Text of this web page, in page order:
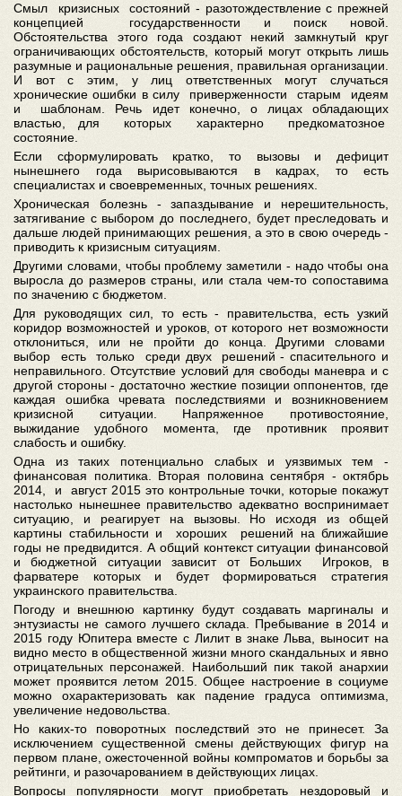
Смыл кризисных состояний - разотождествление с прежней
концепцией государственности и поиск новой.
Обстоятельства этого года создают некий замкнутый круг
ограничивающих обстоятельств, который могут открыть лишь
разумные и рациональные решения, правильная организации.
И вот с этим, у лиц ответственных могут случаться
хронические ошибки в силу приверженности старым идеям
и шаблонам. Речь идет конечно, о лицах обладающих
властью, для которых характерно предкоматозное
состояние.
Если сформулировать кратко, то вызовы и дефицит
нынешнего года вырисовываются в кадрах, то есть
специалистах и своевременных, точных решениях.
Хроническая болезнь - запаздывание и нерешительность,
затягивание с выбором до последнего, будет преследовать и
дальше людей принимающих решения, а это в свою очередь -
приводить к кризисным ситуациям.
Другими словами, чтобы проблему заметили - надо чтобы она
выросла до размеров страны, или стала чем-то сопоставима
по значению с бюджетом.
Для руководящих сил, то есть - правительства, есть узкий
коридор возможностей и уроков, от которого нет возможности
отклониться, или не пройти до конца. Другими словами
выбор есть только среди двух решений - спасительного и
неправильного. Отсутствие условий для свободы маневра и с
другой стороны - достаточно жесткие позиции оппонентов, где
каждая ошибка чревата последствиями и возникновением
кризисной ситуации. Напряженное противостояние,
выжидание удобного момента, где противник проявит
слабость и ошибку.
Одна из таких потенциально слабых и уязвимых тем -
финансовая политика. Вторая половина сентября - октябрь
2014, и август 2015 это контрольные точки, которые покажут
настолько нынешнее правительство адекватно воспринимает
ситуацию, и реагирует на вызовы. Но исходя из общей
картины стабильности и хороших решений на ближайшие
годы не предвидится. А общий контекст ситуации финансовой
и бюджетной ситуации зависит от Больших Игроков, в
фарватере которых и будет формироваться стратегия
украинского правительства.
Погоду и внешнюю картинку будут создавать маргиналы и
энтузиасты не самого лучшего склада. Пребывание в 2014 и
2015 году Юпитера вместе с Лилит в знаке Льва, выносит на
видно место в общественной жизни много скандальных и явно
отрицательных персонажей. Наибольший пик такой анархии
может проявится летом 2015. Общее настроение в социуме
можно охарактеризовать как падение градуса оптимизма,
увеличение недовольства.
Но каких-то поворотных последствий это не принесет. За
исключением существенной смены действующих фигур на
первом плане, ожесточенной войны компроматов и борьбы за
рейтинги, и разочарованием в действующих лицах.
Вопросы популярности могут приобретать нездоровый и